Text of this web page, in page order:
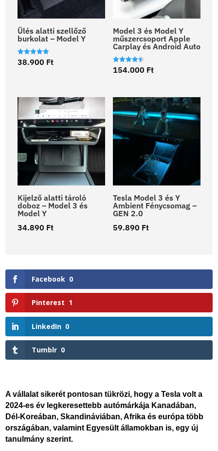
Ülés alatti szellőző
burkolat – Model Y
Értékelés:
5.00
38.900 Ft
Model 3 és Model Y
műszercsoport Apple
Carplay és Android Auto
Értékelés:
4.50
154.000 Ft
Kijelző alatti tároló
doboz – Model 3 és
Model Y
34.890 Ft
Tesla Model 3 és Y
Ambient Fénycsomag –
GEN 2.0
59.890 Ft
Facebook 0
Pinterest 1
LinkedIn 0
Tumblr 0
A vállalat sikerét pontosan tükrözi, hogy a Tesla volt a
2024-es év legkeresettebb autómárkája Kanadában,
Dél-Koreában, Skandináviában, Afrika és európa több
országában, valamint Egyesült államokban is, egy új
tanulmány szerint.